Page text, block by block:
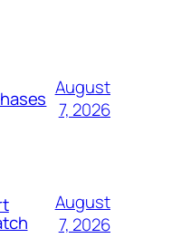
August
7, 2026
August
7, 2026